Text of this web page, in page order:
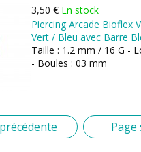
3,50 € En stock
Piercing Arcade Bioflex
Vert / Bleu avec Barre
Taille : 1.2 mm / 16 G -
- Boules : 03 mm
Page